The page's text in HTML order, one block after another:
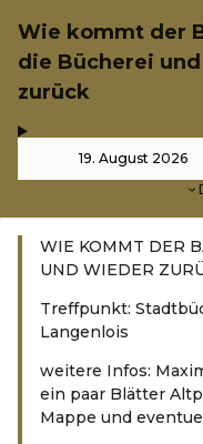
Wie kommt der
die Bücherei
zurück
19. August 2026
WIE KOMMT DER
UND WIEDER
Treffpunkt:
Langenlois
weitere Infos:
ein paar Blätter
Mappe und